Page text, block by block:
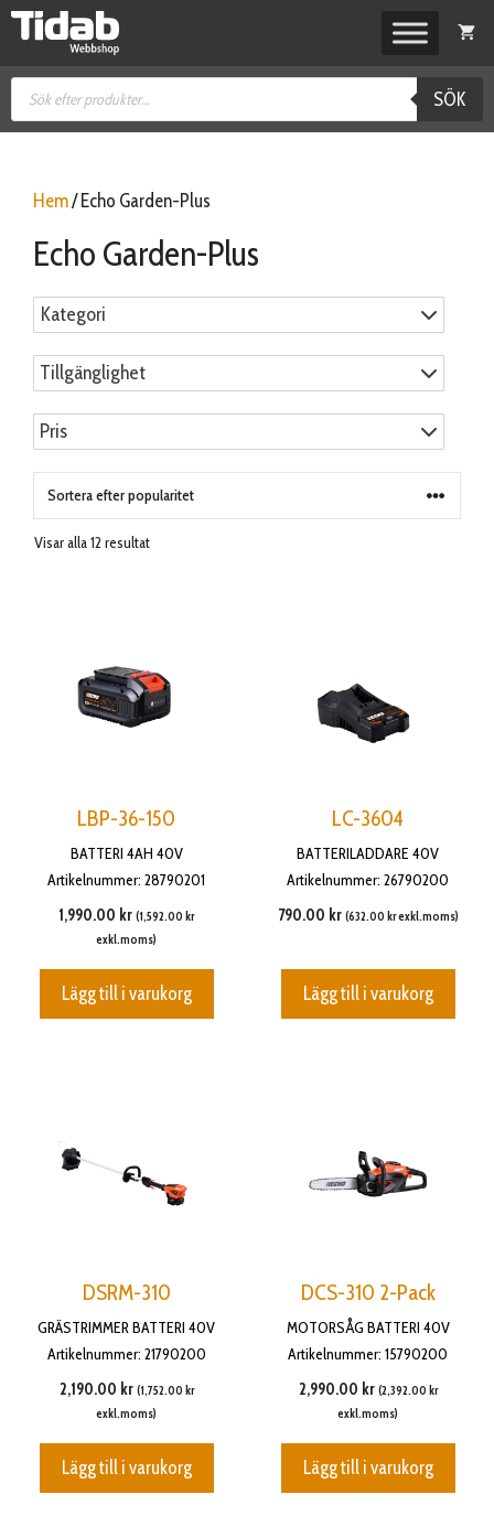
Hoppa
Produktsökning
SÖK
Hem/ Echo Garden-Plus
Echo Garden-Plus
Kategori
Tillgänglighet
Pris
Visar alla 12 resultatSortera
LBP-36-150
BATTERI 4AH 40V
Artikelnummer: 28790201
1,990.00 kr (1,592.00 kr
exkl.moms)
Lägg till i varukorg
LC-3604
BATTERILADDARE 40V
Artikelnummer: 26790200
790.00 kr (632.00 krexkl.moms)
Lägg till i varukorg
DSRM-310
GRÄSTRIMMER BATTERI 40V
Artikelnummer: 21790200
2,190.00 kr (1,752.00 kr
exkl.moms)
Lägg till i varukorg
DCS-310 2-Pack
MOTORSÅG BATTERI 40V
Artikelnummer: 15790200
2,990.00 kr (2,392.00 kr
exkl.moms)
Lägg till i varukorg